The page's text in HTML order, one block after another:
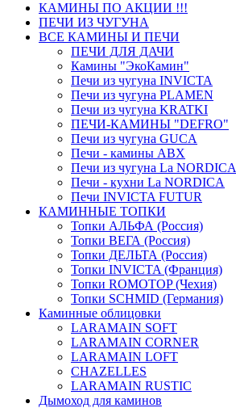
КАМИНЫ ПО АКЦИИ !!!
ПЕЧИ ИЗ ЧУГУНА
ВСЕ КАМИНЫ И ПЕЧИ
ПЕЧИ ДЛЯ ДАЧИ
Камины "ЭкоКамин"
Печи из чугуна INVICTA
Печи из чугуна PLAMEN
Печи из чугуна KRATKI
ПЕЧИ-КАМИНЫ "DEFRO"
Печи из чугуна GUCA
Печи - камины ABX
Печи из чугуна La NORDICA
Печи - кухни La NORDICA
Печи INVICTA FUTUR
КАМИННЫЕ ТОПКИ
Топки АЛЬФА (Россия)
Топки ВЕГА (Россия)
Топки ДЕЛЬТА (Россия)
Топки INVICTA (Франция)
Топки ROMOTOP (Чехия)
Топки SCHMID (Германия)
Каминные облицовки
LARAMAIN SOFT
LARAMAIN CORNER
LARAMAIN LOFT
CHAZELLES
LARAMAIN RUSTIC
Дымоход для каминов